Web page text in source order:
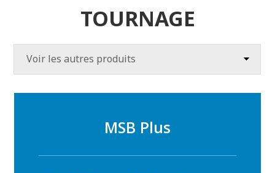
Centre PR
Clips vidéo
TOURNAGE
Voir les autres produits
MSB Plus